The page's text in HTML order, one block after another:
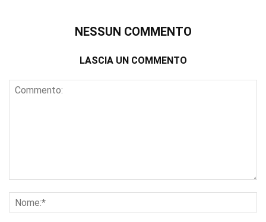
NESSUN COMMENTO
LASCIA UN COMMENTO